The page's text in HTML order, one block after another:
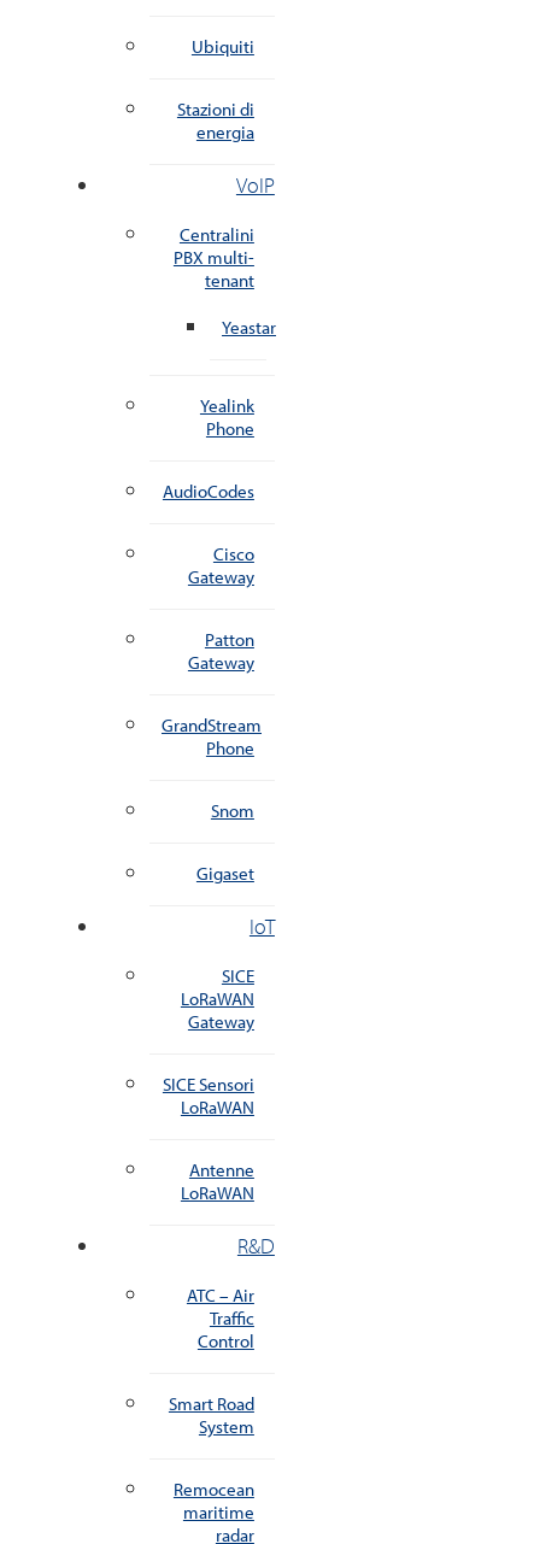
Ubiquiti
Stazioni di
energia
VoIP
Centralini
PBX multi-
tenant
Yeastar
Yealink
Phone
AudioCodes
Cisco
Gateway
Patton
Gateway
GrandStream
Phone
Snom
Gigaset
IoT
SICE
LoRaWAN
Gateway
SICE Sensori
LoRaWAN
Antenne
LoRaWAN
R&D
ATC – Air
Traffic
Control
Smart Road
System
Remocean
maritime
radar